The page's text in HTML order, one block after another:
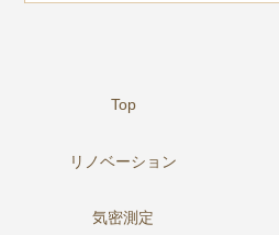
Top
リノベーション
気密測定